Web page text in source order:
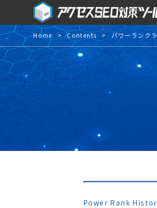
Home Contents パワーランク
Power Rank